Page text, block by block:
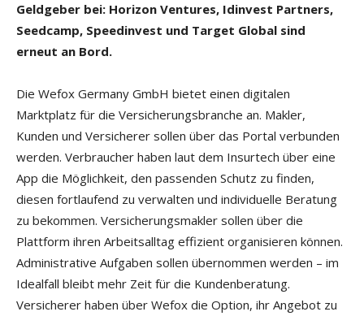
Geldgeber bei: Horizon Ventures, Idinvest Partners,
Seedcamp, Speedinvest und Target Global sind
erneut an Bord.
Die Wefox Germany GmbH bietet einen digitalen
Marktplatz für die Versicherungsbranche an. Makler,
Kunden und Versicherer sollen über das Portal verbunden
werden. Verbraucher haben laut dem Insurtech über eine
App die Möglichkeit, den passenden Schutz zu finden,
diesen fortlaufend zu verwalten und individuelle Beratung
zu bekommen. Versicherungsmakler sollen über die
Plattform ihren Arbeitsalltag effizient organisieren können.
Administrative Aufgaben sollen übernommen werden – im
Idealfall bleibt mehr Zeit für die Kundenberatung.
Versicherer haben über Wefox die Option, ihr Angebot zu